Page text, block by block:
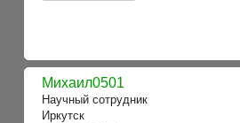
Михаил0501
Научный сотрудник
Иркутск